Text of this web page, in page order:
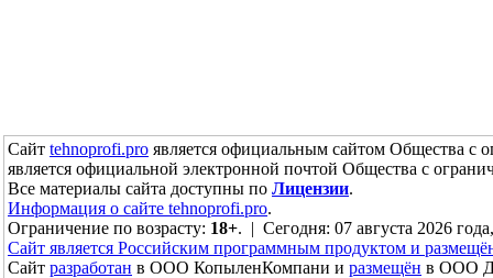
Сайт tehnoprofi.pro является официальным сайтом Общества с
является официальной электронной почтой Общества с
Все материалы сайта доступны по Лицензии.
Информация о сайте tehnoprofi.pro.
Ограничение по возрасту: 18+. | Сегодня: 07 августа 2026
Сайт является Российским программным продуктом и
Сайт разработан в ООО КопыленКомпани и размещён в ООО